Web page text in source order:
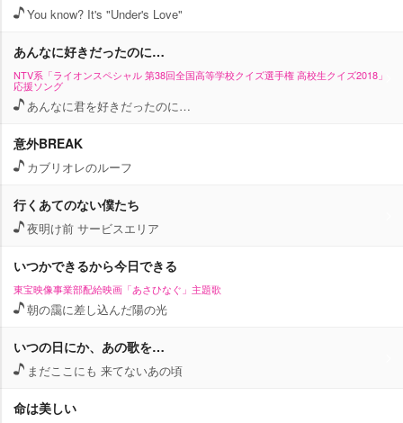
You know? It's "Under's Love"
あんなに好きだったのに…
NTV系「ライオンスペシャル 第38回全国高等学校クイズ選手権 高校生クイズ2018」
応援ソング
あんなに君を好きだったのに…
意外BREAK
カブリオレのルーフ
行くあてのない僕たち
夜明け前 サービスエリア
いつかできるから今日できる
東宝映像事業部配給映画「あさひなぐ」主題歌
朝の靄に差し込んだ陽の光
いつの日にか、あの歌を…
まだここにも 来てないあの頃
命は美しい